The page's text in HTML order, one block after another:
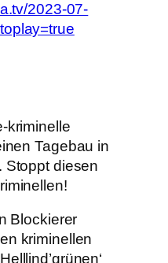
2023-07-
kriminelle
Tagebau in
Stoppt diesen
Blockierer
kriminellen